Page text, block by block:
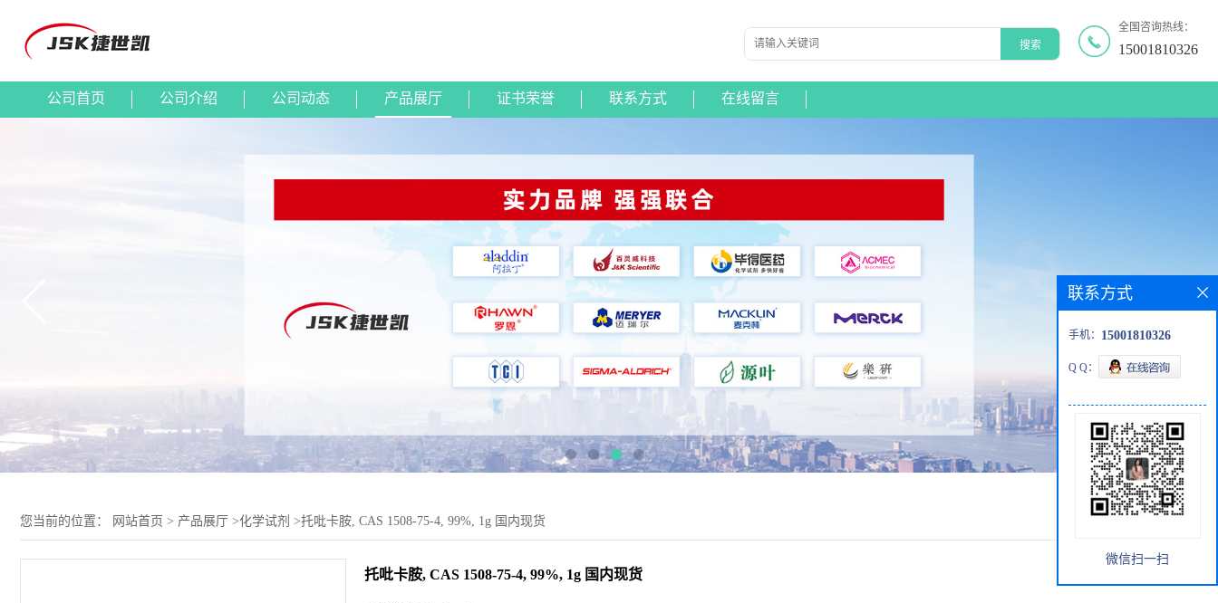
全国咨询热线：
15001810326
公司首页 公司介绍 公司动态 产品展厅 证书荣誉 联系方式 在线留言
您当前的位置： 网站首页 > 产品展厅 >化学试剂 >托吡卡胺, CAS 1508-75-4, 99%, 1g 国内现货
托吡卡胺, CAS 1508-75-4, 99%, 1g 国内现货
联系方式
手机： 15001810326
Q Q：
微信扫一扫